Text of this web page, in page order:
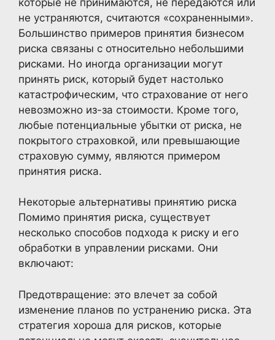
не устраняются, считаются «сохраненными».
Большинство примеров принятия бизнесом
риска связаны с относительно небольшими
рисками. Но иногда организации могут
принять риск, который будет настолько
катастрофическим, что страхование от него
невозможно из-за стоимости. Кроме того,
любые потенциальные убытки от риска, не
покрытого страховкой, или превышающие
страховую сумму, являются примером
принятия риска.
Некоторые альтернативы принятию риска
Помимо принятия риска, существует
несколько способов подхода к риску и его
обработки в управлении рисками. Они
включают:
Предотвращение: это влечет за собой
изменение планов по устранению риска. Эта
стратегия хороша для рисков, которые